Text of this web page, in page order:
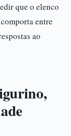
que o elenco
entre
ao